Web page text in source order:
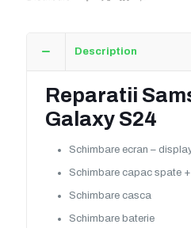
Description
Reparatii
Galaxy S24
Schimbare ecran –
Schimbare capac spate
Schimbare casca
Schimbare baterie